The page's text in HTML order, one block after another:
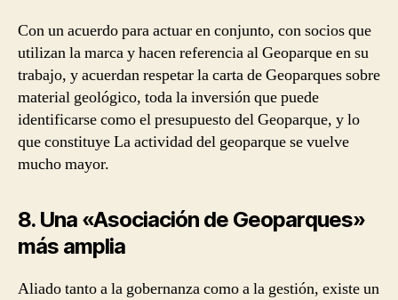
Con un acuerdo para actuar en conjunto, con socios que
utilizan la marca y hacen referencia al Geoparque en su
trabajo, y acuerdan respetar la carta de Geoparques sobre
material geológico, toda la inversión que puede
identificarse como el presupuesto del Geoparque, y lo
que constituye La actividad del geoparque se vuelve
mucho mayor.
8. Una «Asociación de Geoparques»
más amplia
Aliado tanto a la gobernanza como a la gestión, existe un